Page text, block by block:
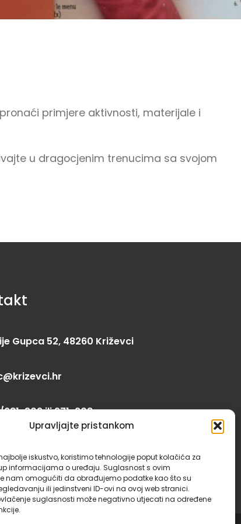
Upravljajte pristankom
iskustvo, koristimo tehnologije poput kolačića za
informacijama o uređaju. Suglasnost s ovim
nam omogućiti da obrađujemo podatke kao što su
ili jedinstveni ID-ovi na ovoj web stranici.
suglasnosti može negativno utjecati na određene
primjere aktivnosti, materijale i
u dragocjenim trenucima sa svojom
Gupca 52, 48260 Križevci
309 ili 271-208